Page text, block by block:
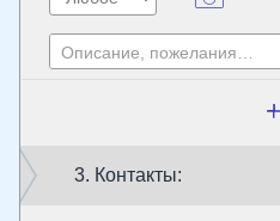
3. Контакты: